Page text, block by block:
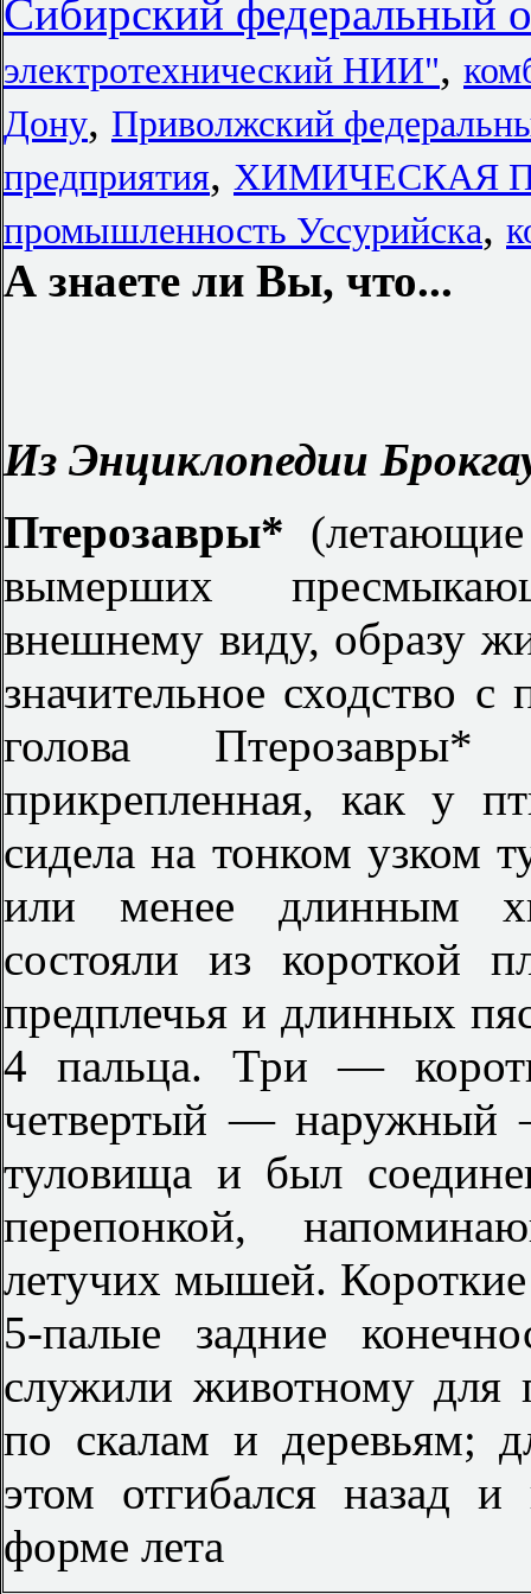
Сибирский федеральный
электротехнический НИИ",
Дону, Приволжский
предприятия, ХИМИЧЕСКАЯ
промышленность Уссурийска,
А знаете ли Вы, что...
Из Энциклопедии
Птерозавры*
вымерших
внешнему виду, образу
значительное сходство
голова
прикрепленная, как у
сидела на тонком узком
или менее длинным
состояли из короткой
предплечья и длинных
4 пальца. Три —
четвертый — наружный
туловища и был
перепонкой,
летучих мышей.
5-палые задние
служили животному для
по скалам и деревьям;
этом отгибался назад
форме лета